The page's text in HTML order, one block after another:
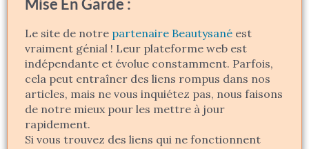
Le site de notre partenaire Beautysané est
vraiment génial ! Leur plateforme web est
indépendante et évolue constamment. Parfois,
cela peut entraîner des liens rompus dans nos
articles, mais ne vous inquiétez pas, nous faisons
de notre mieux pour les mettre à jour
rapidement.
Si vous trouvez des liens qui ne fonctionnent